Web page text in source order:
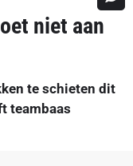
niet aan
te schieten dit
teambaas